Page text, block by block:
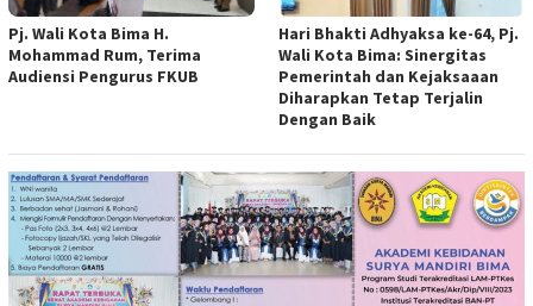
Pj. Wali Kota Bima H.
Mohammad Rum, Terima
Audiensi Pengurus FKUB
Hari Bhakti Adhyaksa ke-64, Pj.
Wali Kota Bima: Sinergitas
Pemerintah dan Kejaksaaan
Diharapkan Tetap Terjalin
Dengan Baik